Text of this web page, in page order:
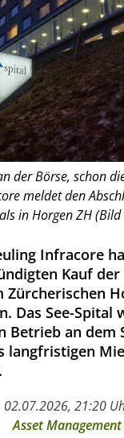
der Börse, schon
meldet den
in Horgen ZH (Bild
Infracore
Kauf der
Zürcherischen
Das See-Spital
Betrieb an dem
langfristigen
02.07.2026, 21:20
Asset Management